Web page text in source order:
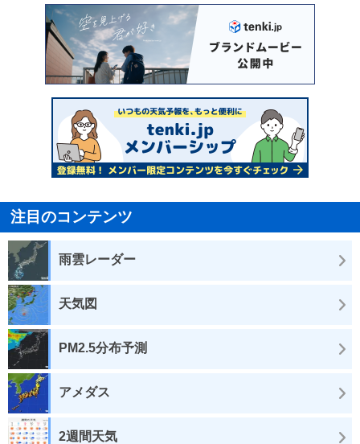
注目のコンテンツ
雨雲レーダー
天気図
PM2.5分布予測
アメダス
2週間天気